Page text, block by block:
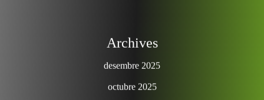
Archives
desembre 2025
octubre 2025